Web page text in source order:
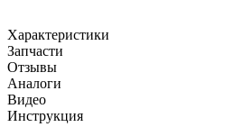
Характеристики
Запчасти
Отзывы
Аналоги
Видео
Инструкция